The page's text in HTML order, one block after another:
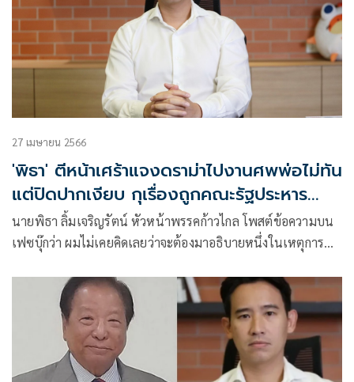
27 เมษายน 2566
'พิธา' ตีหน้าเศร้าแจงดราม่าไปงานศพพ่อไม่ทัน
แต่ปิดปากเงียบ กุเรื่องถูกคณะรัฐประหาร
อายัดบัญชี
นายพิธา ลิ้มเจริญรัตน์ หัวหน้าพรรคก้าวไกล โพสต์ข้อความบน
เฟซบุ๊กว่า ผมไม่เคยคิดเลยว่าจะต้องมาอธิบายหนึ่งในเหตุการณ์
อย่างกระทันหัน